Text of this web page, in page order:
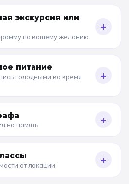
экскурсия или
по вашему желанию
+
питание
голодными во время
+
на память +
от локации +